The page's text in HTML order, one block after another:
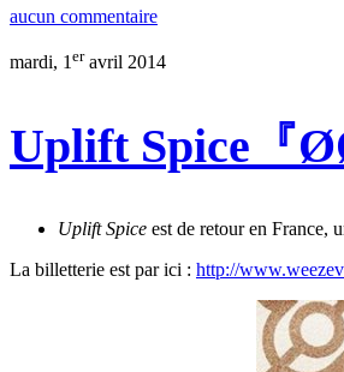
aucun commentaire
mardi, 1 eravril 2014
Uplift Spice『
Uplift Spice est de retour en France,
La billetterie est par ici : http://